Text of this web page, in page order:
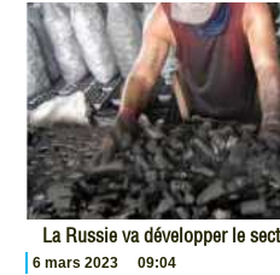
La Russie va développer le
6 mars 2023 09:04